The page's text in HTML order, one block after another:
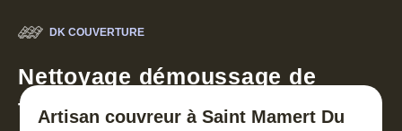
DK COUVERTURE
Nettoyage démoussage de
toiture 30
Artisan couvreur à Saint Mamert Du